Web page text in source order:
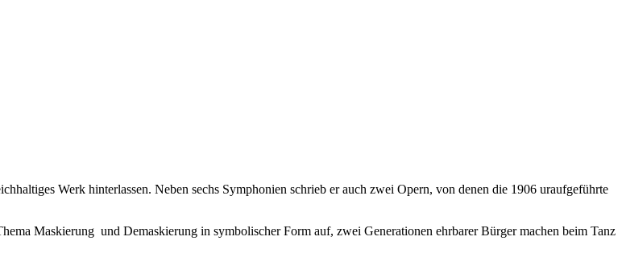
Werk hinterlassen. Neben sechs Symphonien schrieb er auch zwei Opern, von denen die 1906 uraufgeführte
Maskierung und Demaskierung in symbolischer Form auf, zwei Generationen ehrbarer Bürger machen beim Tanz